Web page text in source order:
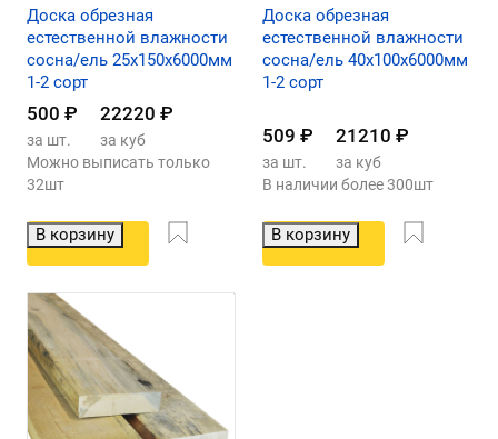
Доска обрезная
естественной влажности
сосна/ель 25х150х6000мм
1-2 сорт
500 ₽ 22220 ₽
за шт.
за куб
Можно выписать только
32шт
В корзину
Доска обрезная
естественной влажности
сосна/ель 40х100х6000мм
1-2 сорт
509 ₽ 21210 ₽
за шт.
за куб
В наличии более 300шт
В корзину